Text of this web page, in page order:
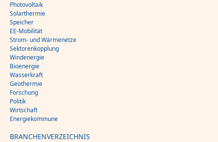
Photovoltaik
Solarthermie
Speicher
EE-Mobilität
Strom- und Wärmenetze
Sektorenkopplung
Windenergie
Bioenergie
Wasserkraft
Geothermie
Forschung
Politik
Wirtschaft
Energiekommune
BRANCHENVERZEICHNIS